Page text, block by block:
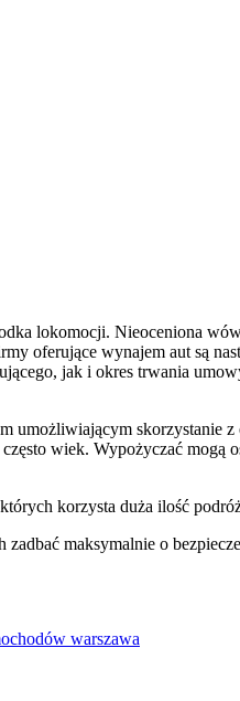
lokomocji. Nieoceniona
oferujące wynajem aut są
jak i okres trwania
umożliwiającym skorzystanie z
wiek. Wypożyczać mogą
korzysta duża ilość
maksymalnie o
warszawa